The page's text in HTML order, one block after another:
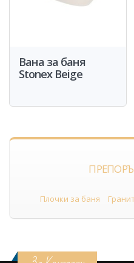
Вана за баня
Stonex Beige
Плочки за баня